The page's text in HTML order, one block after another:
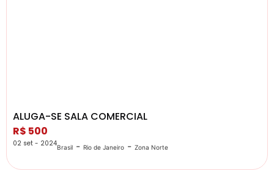
ALUGA-SE SALA COMERCIAL
R$ 500
02 set - 2024Brasil - Rio de Janeiro - Zona Norte